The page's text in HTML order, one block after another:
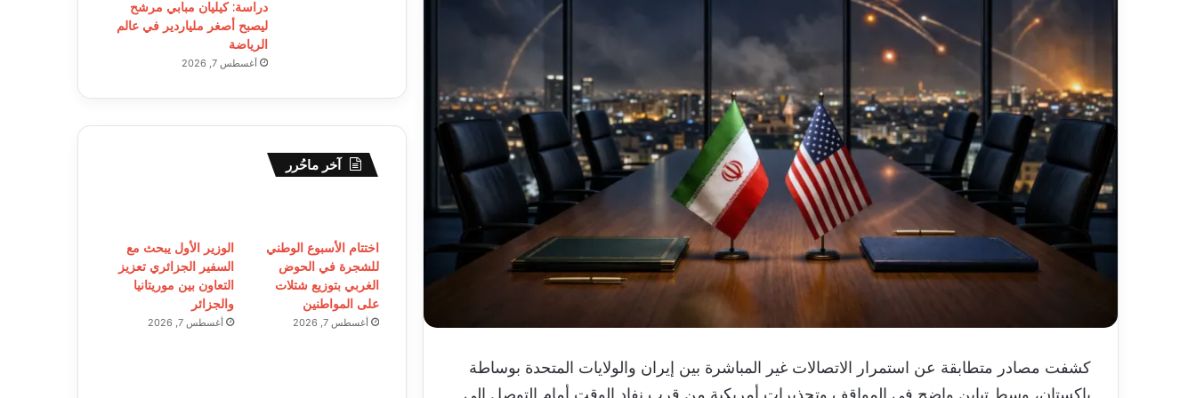
كشفت مصادر متطابقة عن استمرار الاتصالات غير المباشرة بين إيران والولايات المتحدة بوساطة
باكستان، وسط تباين واضح في المواقف وتحذيرات أمريكية من قرب نفاد الوقت أمام التوصل إلى
دراسة: كيليان مبابي مرشح
ليصبح أصغر ملياردير في عالم
الرياضة
أغسطس 7, 2026
آخر ماحُرر
اختتام الأسبوع الوطني
للشجرة في الحوض
الغربي بتوزيع شتلات
على المواطنين
أغسطس 7, 2026
الوزير الأول يبحث مع
السفير الجزائري تعزيز
التعاون بين موريتانيا
والجزائر
أغسطس 7, 2026